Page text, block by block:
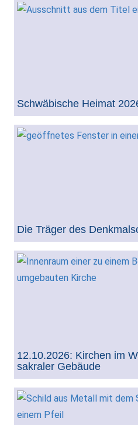
Schwäbische Heimat
Die Träger des
12.10.2026: Kirchen im
sakraler Gebäude